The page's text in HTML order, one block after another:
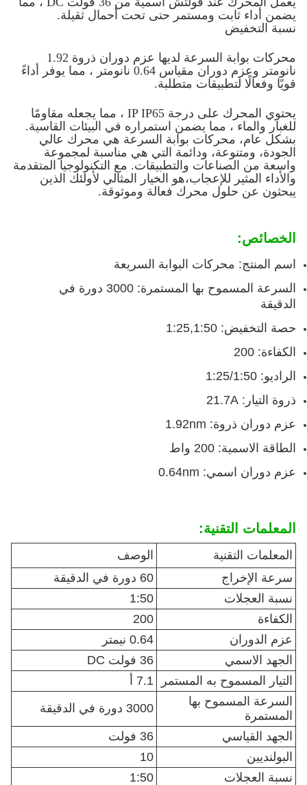
يضمن أداء ثابت ومستمر حتى تحت أحمال ثقيلة.
نسبة التخفيض
محركات بوابة السرعة لديها عزم دوران ذروة 1.92
نانومتر وعزم دوران مقياس 0.64 نانومتر ، مما يوفر أداءً
قويًا وفعالًا لتطبيقات متطلبة.
يحتوي المحرك على درجة IP IP65 ، مما يجعله مقاومًا
للغبار والماء ، مما يضمن استمراره في البيئات القاسية.
بشكل عام، محركات بوابة السرعة هي محرك عالي
الجودة، ومتنوعة، ودائمة التي هي مناسبة لمجموعة
واسعة من الصناعات والتطبيقات. مع التكنولوجيا المتقدمة
والأداء المثير للإعجاب،هو الخيار المثالي لأولئك الذين
يبحثون عن حلول محرك فعالة وموثوقة.
الخصائص:
اسم المنتج: محركات البوابة السريعة
السرعة المسموح بها المستمرة: 3000 دورة في
الدقيقة
حصة التخفيض: 1:25,1:50
الكفاءة: 200
الراديو: 1:25/1:50
ذروة التيار: 21.7A
عزم دوران ذروة: 1.92nm
الطاقة الاسمية: 200 واط
عزم دوران اسمي: 0.64nm
المعلمات التقنية:
المعلمات التقنية
الوصف
سرعة الإخراج
60 دورة في الدقيقة
نسبة العجلات
1:50
الكفاءة
200
عزم الدوران
0.64 نيمتر
الجهد الاسمي
36 فولت DC
التيار المسموح به المستمر
7.1 أ
السرعة المسموح بها
المستمرة
3000 دورة في الدقيقة
الجهد القياسي
36 فولت
البولنديين
10
نسبة العجلات
1:50